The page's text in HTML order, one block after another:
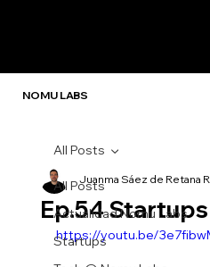
NOMU LABS
All Posts
Actualidad Nomu Labs
Startups
All Posts
Ep.54
Juanma Sáez de Retana
https://youtu.be/